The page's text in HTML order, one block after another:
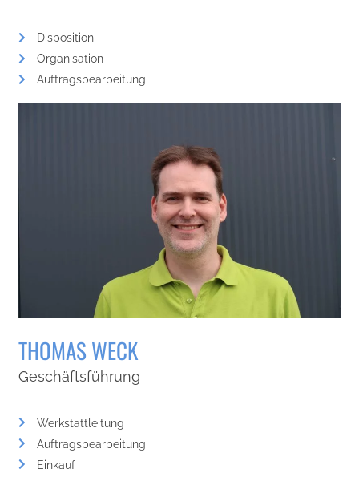
Disposition
Organisation
Auftragsbearbeitung
THOMAS WECK
Geschäftsführung
Werkstattleitung
Auftragsbearbeitung
Einkauf